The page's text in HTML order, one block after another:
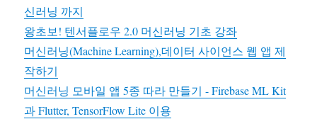
19)
신러닝 까지
왕초보! 텐서플로우 2.0 머신러닝 기초 강좌
머신러닝(Machine Learning),데이터 사이언스 웹 앱 제
작하기
머신러닝 모바일 앱 5종 따라 만들기 - Firebase ML Kit
과 Flutter, TensorFlow Lite 이용